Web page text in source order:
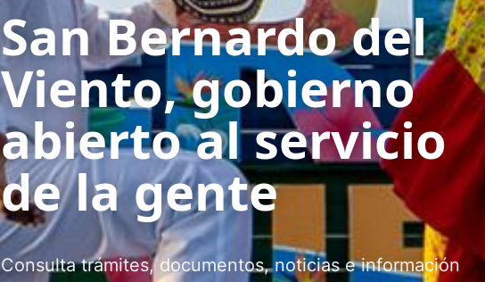
San Bernardo del
Viento, gobierno
abierto al servicio
de la gente
Consulta trámites, documentos, noticias e información